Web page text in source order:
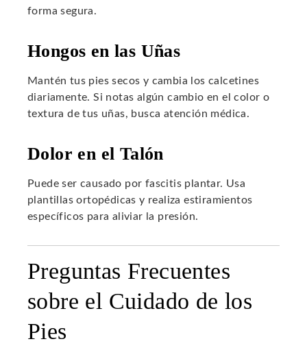
forma segura.
Hongos en las Uñas
Mantén tus pies secos y cambia los calcetines
diariamente. Si notas algún cambio en el color o
textura de tus uñas, busca atención médica.
Dolor en el Talón
Puede ser causado por fascitis plantar. Usa
plantillas ortopédicas y realiza estiramientos
específicos para aliviar la presión.
Preguntas Frecuentes
sobre el Cuidado de los
Pies